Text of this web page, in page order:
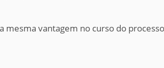
mesma vantagem no curso do